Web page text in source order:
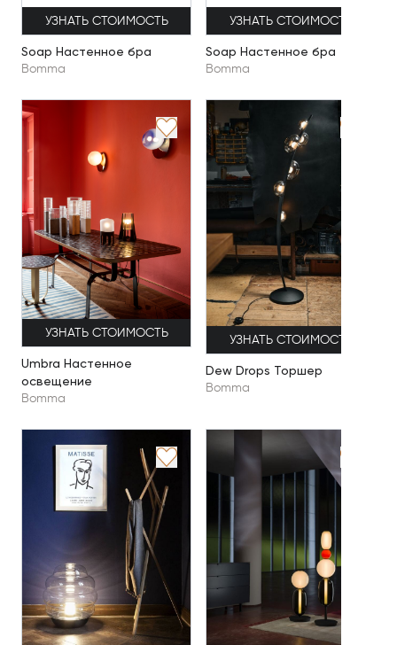
УЗНАТЬ СТОИМОСТЬ
Soap Настенное бра
Bomma
УЗНАТЬ СТОИМОСТЬ
Soap Настенное бра
Bomma
УЗНАТЬ СТОИМОСТЬ
Umbra Настенное
освещение
Bomma
УЗНАТЬ СТОИМОСТЬ
Dew Drops Торшер
Bomma